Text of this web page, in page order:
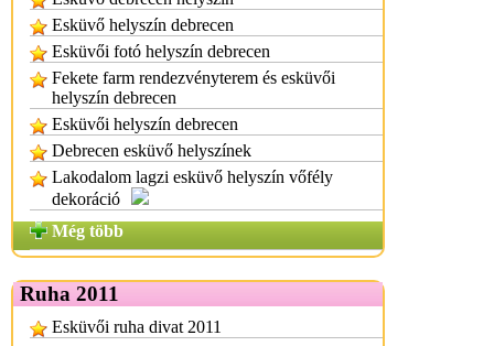
Esküvő helyszín debrecen
Esküvői fotó helyszín debrecen
Fekete farm rendezvényterem és esküvői
helyszín debrecen
Esküvői helyszín debrecen
Debrecen esküvő helyszínek
Lakodalom lagzi esküvő helyszín vőfély
dekoráció
Még több
Ruha 2011
Esküvői ruha divat 2011